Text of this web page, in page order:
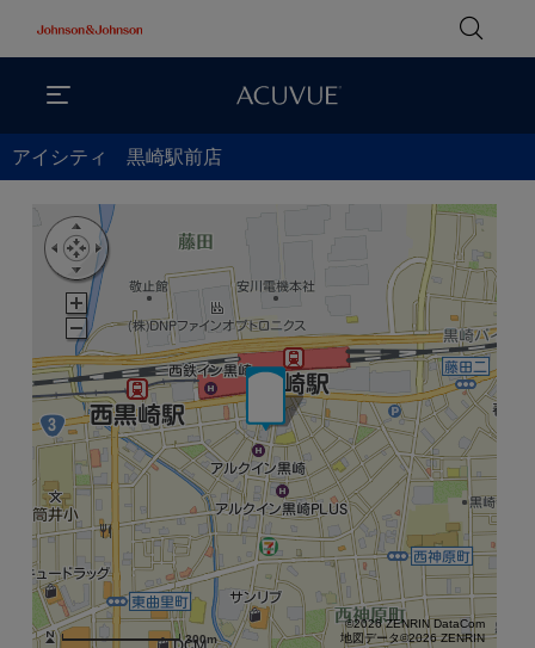
アイシティ 黒崎駅前店
300m
©2026 ZENRIN DataCom
地図データ©2026 ZENRIN